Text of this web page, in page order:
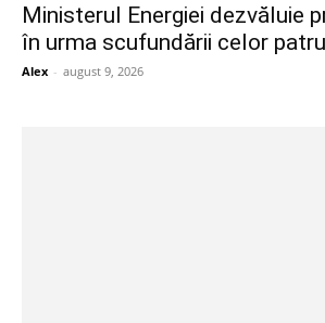
Ministerul Energiei dezvăluie
în urma scufundării celor
Alex - august 9, 2026